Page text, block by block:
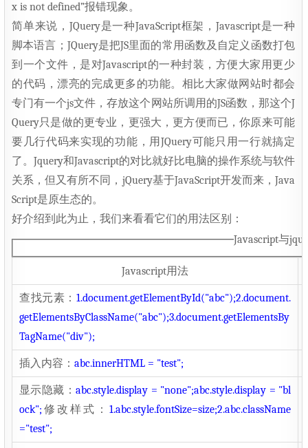
x is not defined”报错现象。
简单来说，JQuery是一种JavaScript框架，Javascript是一种
脚本语言；JQuery是把JS里面的常用函数及自定义函数打包
到一个文件，是对Javascript的一种封装，方便大家用更少
的代码，漂亮的完成更多的功能。相比大家做网站时都会
专门有一个js文件，存放这个网站所调用的JS函数，那这个J
Query只是做的更专业，更强大，更方便而已，你原来可能
要几行代码来实现的功能，用JQuery可能只用一行就搞定
了。Jquery和Javascript的对比就好比电脑的操作系统与软件
关系，但又有所不同，jQuery基于JavaScript开发而来，Java
Script是原生态的。
好介绍到此为止，我们来看看它们的用法区别：
Javascript与
Javascript用法
查找元素： 1.document.getElementById("abc");2.document.
getElementsByClassName("abc");3.document.getElementsBy
TagName("div");
插入内容： abc.innerHTML = "test";
显示隐藏：abc.style.display = "none";abc.style.display = "bl
ock"; 修改样式： 1.abc.style.fontSize=size;2.abc.className
="test";